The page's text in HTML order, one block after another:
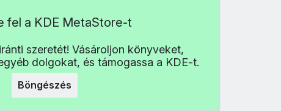
fel a KDE MetaStore-t
szeretét! Vásároljon könyveket,
dolgokat, és támogassa a KDE-t.
Böngészés